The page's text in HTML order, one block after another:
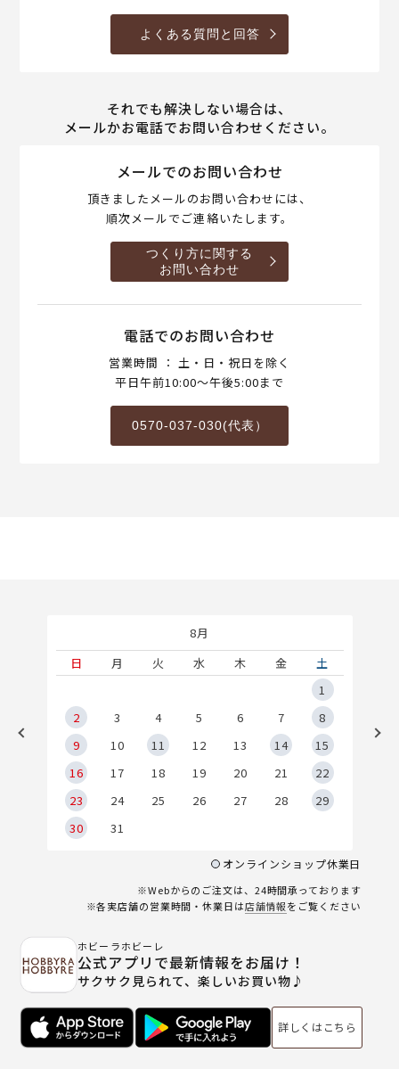
よくある質問と回答
それでも解決しない場合は、
メールかお電話でお問い合わせください。
メールでのお問い合わせ
頂きましたメールのお問い合わせには、
順次メールでご連絡いたします。
つくり方に関する
お問い合わせ
電話でのお問い合わせ
営業時間 ： 土・日・祝日を除く
平日午前10:00～午後5:00まで
0570-037-030(代表）
8月
日
月 火 水 木 金
土
1
2
3 4 5 6 7
8
9
10 11 12 13 14
15
16
17 18 19 20 21
22
23
24 25 26 27 28
29
30
31
オンラインショップ休業日
※Webからのご注文は、24時間承っております
※各実店舗の営業時間・休業日は店舗情報をご覧ください
ホビーラホビーレ
公式アプリで最新情報をお届け！
サクサク見られて、楽しいお買い物♪
詳しくはこちら